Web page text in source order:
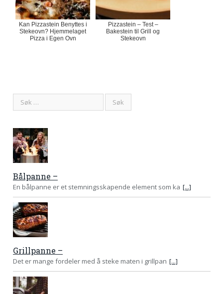
Kan Pizzastein Benyttes i
Stekeovn? Hjemmelaget
Pizza i Egen Ovn
Pizzastein – Test –
Bakestein til Grill og
Stekeovn
Bålpanne –
En bålpanne er et stemningsskapende element som ka [...]
Grillpanne –
Det er mange fordeler med å steke maten i grillpan [...]